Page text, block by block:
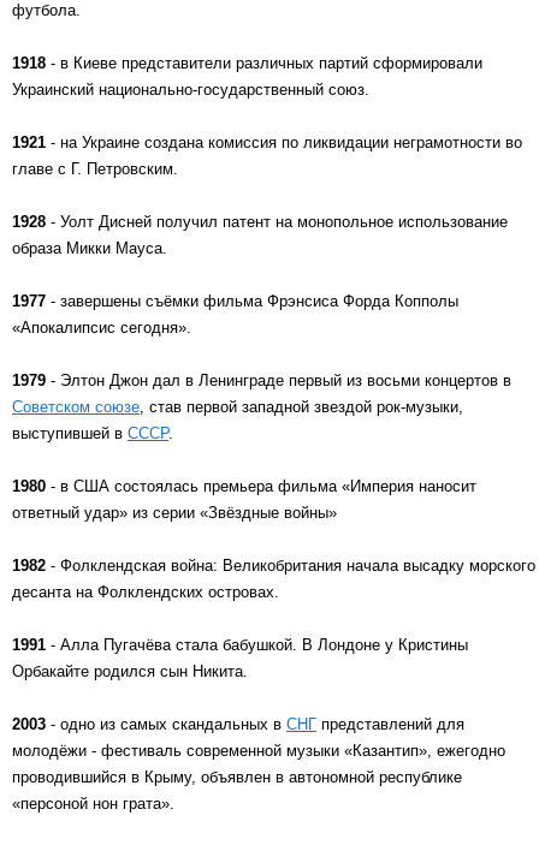
футбола.
1918 - в Киеве представители различных партий сформировали
Украинский национально-государственный союз.
1921 - на Украине создана комиссия по ликвидации неграмотности во
главе с Г. Петровским.
1928 - Уолт Дисней получил патент на монопольное использование
образа Микки Мауса.
1977 - завершены съёмки фильма Фрэнсиса Форда Копполы
«Апокалипсис сегодня».
1979 - Элтон Джон дал в Ленинграде первый из восьми концертов в
Советском союзе, став первой западной звездой рок-музыки,
выступившей в СССР.
1980 - в США состоялась премьера фильма «Империя наносит
ответный удар» из серии «Звёздные войны»
1982 - Фолклендская война: Великобритания начала высадку морского
десанта на Фолклендских островах.
1991 - Алла Пугачёва стала бабушкой. В Лондоне у Кристины
Орбакайте родился сын Никита.
2003 - одно из самых скандальных в СНГ представлений для
молодёжи - фестиваль современной музыки «Казантип», ежегодно
проводившийся в Крыму, объявлен в автономной республике
«персоной нон грата».